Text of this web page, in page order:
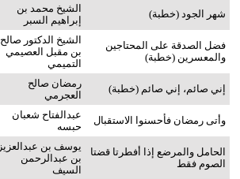
شهر الجود (خطبة)
الشيخ محمد بن
إبراهيم السبر
فضل الصدقة على المحتاجين
والمعسرين (خطبة)
الشيخ الدكتور صالح
بن مقبل العصيمي
التميمي
إني صائم، إني صائم (خطبة)
رمضان صالح
العجرمي
وأتى رمضان فأحسنوا الاستقبال
عبدالفتاح شعبان
حبسه
الحامل والمرضع إذا أفطرتا قضتا
الصوم فقط
يوسف بن عبدالعزيز
بن عبدالرحمن
السيف